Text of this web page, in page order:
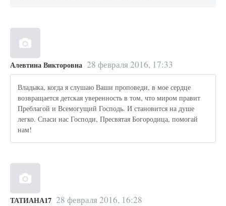
Алевтина Викторовна 28 февраля 2016, 17:33
Владыка, когда я слушаю Ваши проповеди, в мое сердце
возвращается детская уверенность в том, что миром правит
Преблагой и Всемогущий Господь. И становится на душе
легко. Спаси нас Господи, Пресвятая Богородица, помогай
нам!
ТАТИАНА17 28 февраля 2016, 16:28